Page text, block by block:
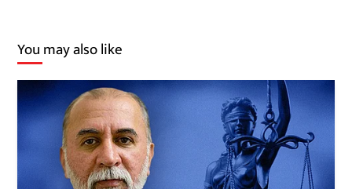
You may also like